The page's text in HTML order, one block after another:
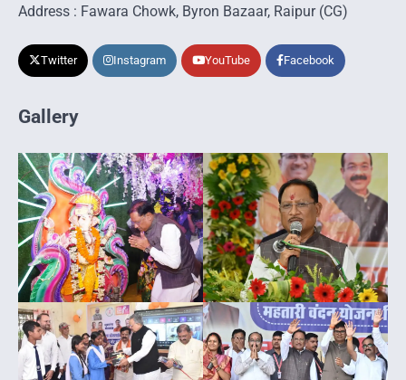
Address : Fawara Chowk, Byron Bazaar, Raipur (CG)
Twitter Instagram YouTube Facebook
Gallery